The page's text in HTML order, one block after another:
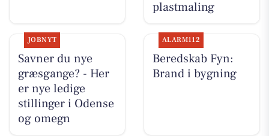
plastmaling
JOBNYT
Savner du nye
græsgange? - Her
er nye ledige
stillinger i Odense
og omegn
ALARM112
Beredskab Fyn:
Brand i bygning